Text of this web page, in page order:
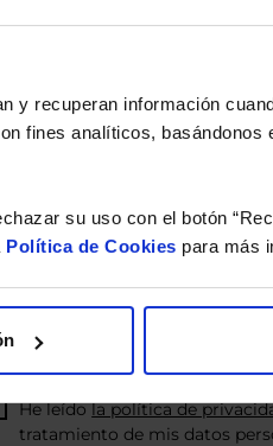
y recuperan información
fines analíticos, basándonos
su uso con el botón
Política de Cookies para más
de su
nuestros expertos le
en sus costes.
He leídola política de
tratamiento de mis datos